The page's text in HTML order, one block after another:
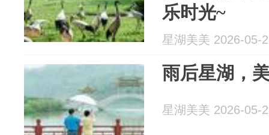
乐时光~
星湖美美 2026-05-
雨后星湖，
星湖美美 2026-05-